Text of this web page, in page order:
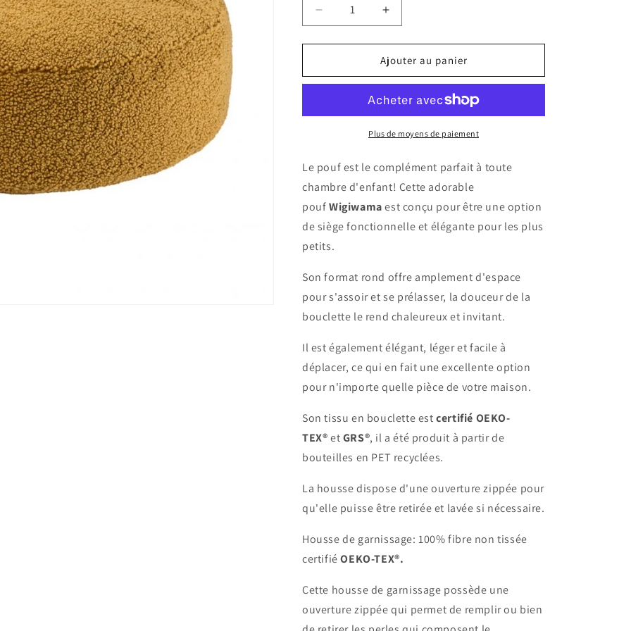
Réduire
la
quantité
Pouf
bouclette
OTTOMAN
Augmenter
la
quantité
de
Pouf
rond
bouclette
OTTOMAN
Ajouter au panier
Plus de moyens de paiement
Le pouf est le complément parfait à toute
chambre d'enfant! Cette adorable
poufWigiwamaest conçu pour être une option
de siège fonctionnelle et élégante pour les plus
petits.
Son format rond offre amplement d'espace
pour s'assoir et se prélasser, la douceur de la
bouclette le rend chaleureux et invitant.
Il est également élégant, léger et facile à
déplacer, ce qui en fait une excellente option
pour n'importe quelle pièce de votre maison.
Son tissu en bouclette estcertifié OEKO-
TEX®etGRS®, il a été produit à partir de
bouteilles en PET recyclées.
La housse dispose d'une ouverture zippée pour
qu'elle puisse être retirée et lavée si nécessaire.
Housse de garnissage: 100% fibre non tissée
certifiéOEKO-TEX®.
Cette housse de garnissage possède une
ouverture zippée qui permet de remplir ou bien